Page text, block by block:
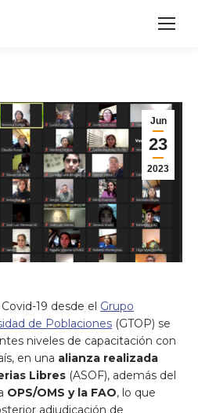
Jun
23
2023
19 desde el Grupo
de Poblaciones (GTOP) se
niveles de capacitación con
en una alianza realizada
Libres (ASOF), además del
OPS/OMS y la FAO, lo que
adjudicación de